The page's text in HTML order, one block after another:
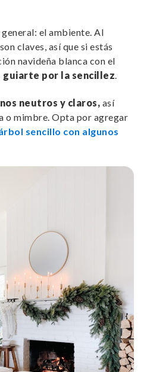
el ambiente. Al
claves, así que si estás
navideña blanca con el
guiarte por la sencillez.
neutros y claros, así
o mimbre. Opta por agregar
sencillo con algunos